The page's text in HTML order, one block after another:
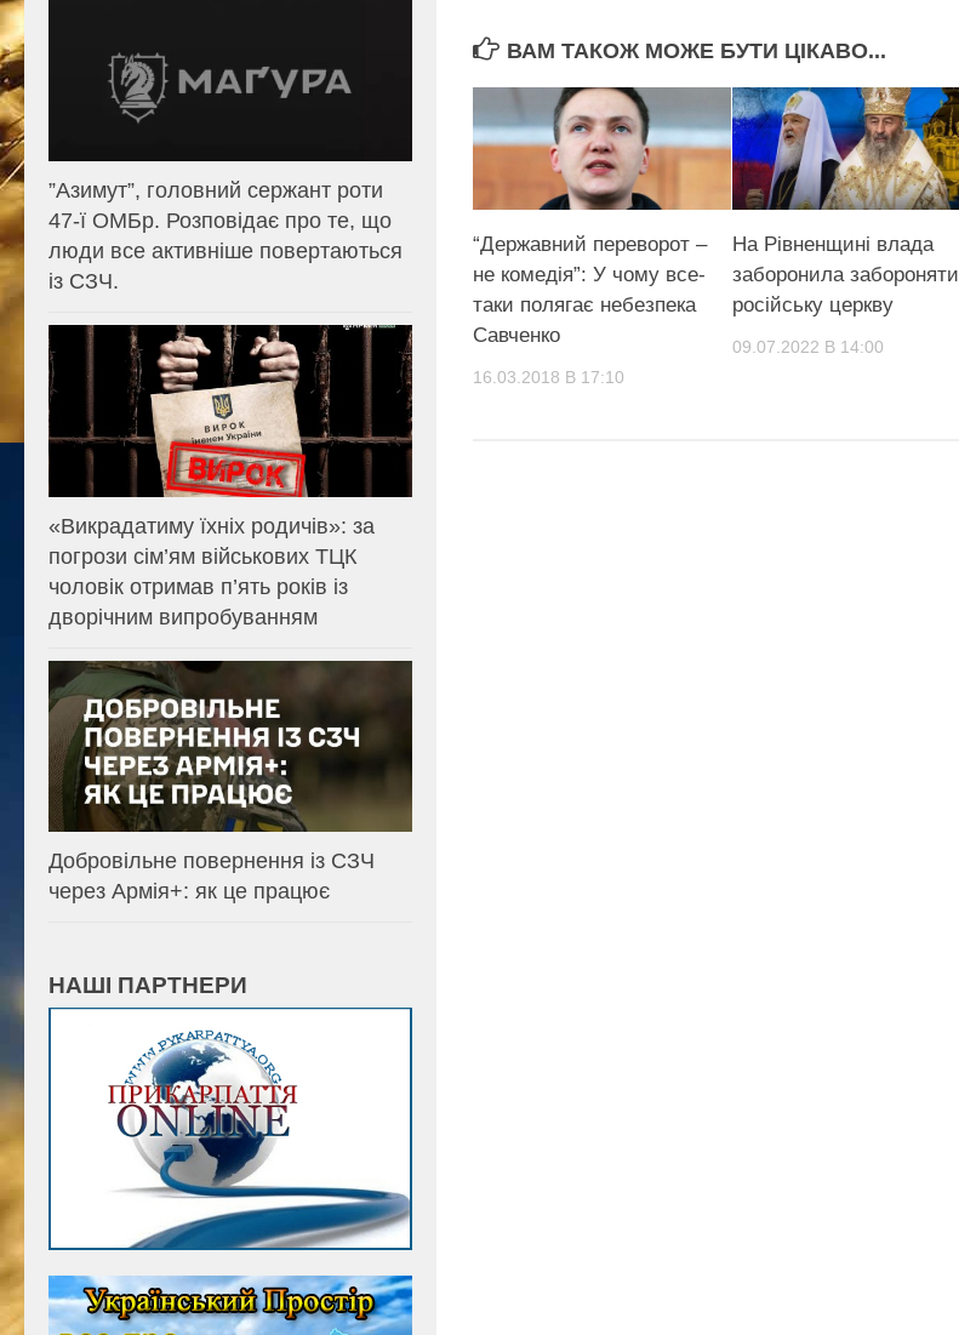
ВАМ ТАКОЖ МОЖЕ БУТИ ЦІКАВО...
“Державний переворот –
не комедія”: У чому все-
таки полягає небезпека
Савченко
16.03.2018 В 17:10
На Рівненщині влада
заборонила забороняти
російську церкву
09.07.2022 В 14:00
⁨”Азимут”, головний сержант роти
47-ї ОМБр. Розповідає про те, що
люди все активніше повертаються
із СЗЧ.
«Викрадатиму їхніх родичів»: за
погрози сім’ям військових ТЦК
чоловік отримав п’ять років із
дворічним випробуванням
Добровільне повернення із СЗЧ
через Армія+: як це працює
НАШІ ПАРТНЕРИ